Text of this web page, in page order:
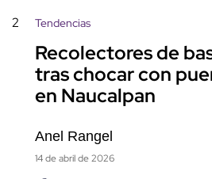
2 Tendencias
Recolectores de
tras chocar con
en Naucalpan
Anel Rangel
14 de abril de 2026